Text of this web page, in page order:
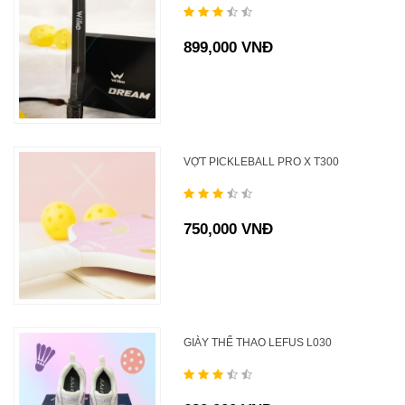
899,000 VNĐ
VỢT PICKLEBALL PRO X T300
750,000 VNĐ
GIÀY THỂ THAO LEFUS L030